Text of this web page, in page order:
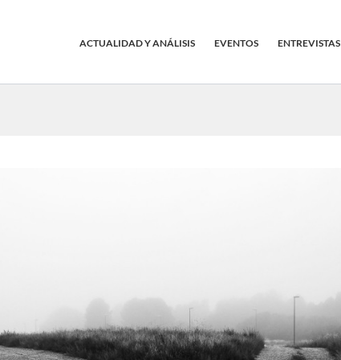
ACTUALIDAD Y ANÁLISIS EVENTOS ENTREVISTAS